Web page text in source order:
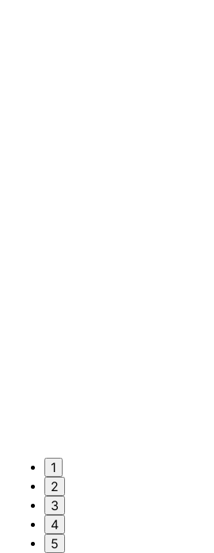
1
2
3
4
5